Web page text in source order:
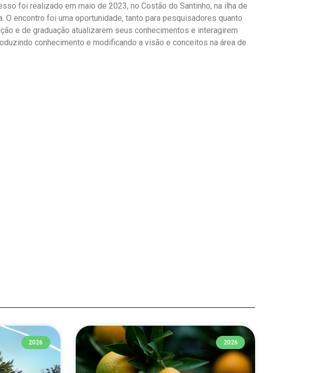
foi realizado em maio de 2023, no Costão do Santinho, na ilha de
O encontro foi uma oportunidade, tanto para pesquisadores quanto
e de graduação atualizarem seus conhecimentos e interagirem
conhecimento e modificando a visão e conceitos na área de
2026 2026